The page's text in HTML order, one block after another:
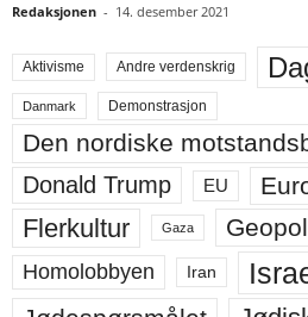
Redaksjonen - 14. desember 2021
Aktivisme Andre verdenskrig
Danmark Demonstrasjon
Den nordiske
Donald Trump EU
Flerkultur Gaza
Homolobbyen Iran